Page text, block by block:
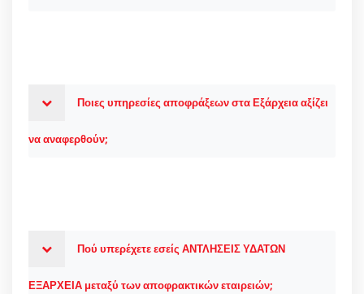
Ποιες υπηρεσίες αποφράξεων στα Εξάρχεια αξίζει
να αναφερθούν;
Πού υπερέχετε εσείς ΑΝΤΛΗΣΕΙΣ ΥΔΑΤΩΝ
ΕΞΑΡΧΕΙΑ μεταξύ των αποφρακτικών εταιρειών;